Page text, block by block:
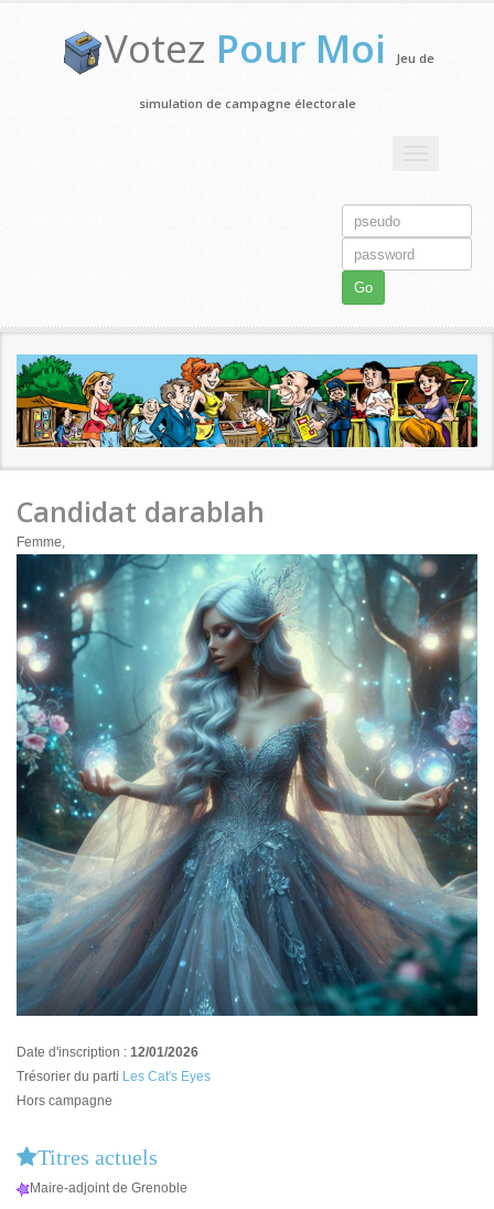
Votez Pour Moi Jeu de
simulation de campagne électorale
Go
Candidat darablah
Femme,
Date d'inscription : 12/01/2026
Trésorier du parti Les Cat's Eyes
Hors campagne
Titres actuels
Maire-adjoint de Grenoble